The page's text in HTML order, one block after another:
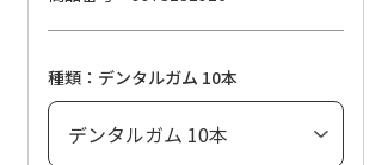
種類：デンタルガム 10本